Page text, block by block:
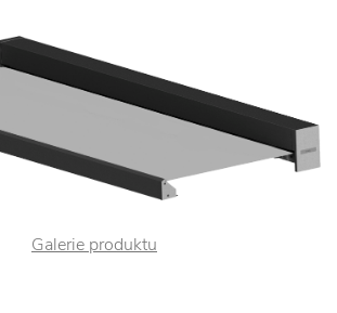
Galerie produktu